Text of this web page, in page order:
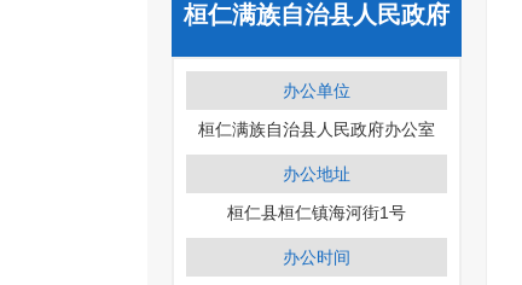
桓仁满族自治县人民政府
办公单位
桓仁满族自治县人民政府办公室
办公地址
桓仁县桓仁镇海河街1号
办公时间